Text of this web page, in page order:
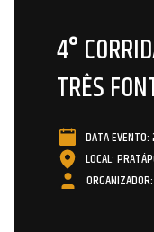
4°
TRÊS
DATA
LOCAL: